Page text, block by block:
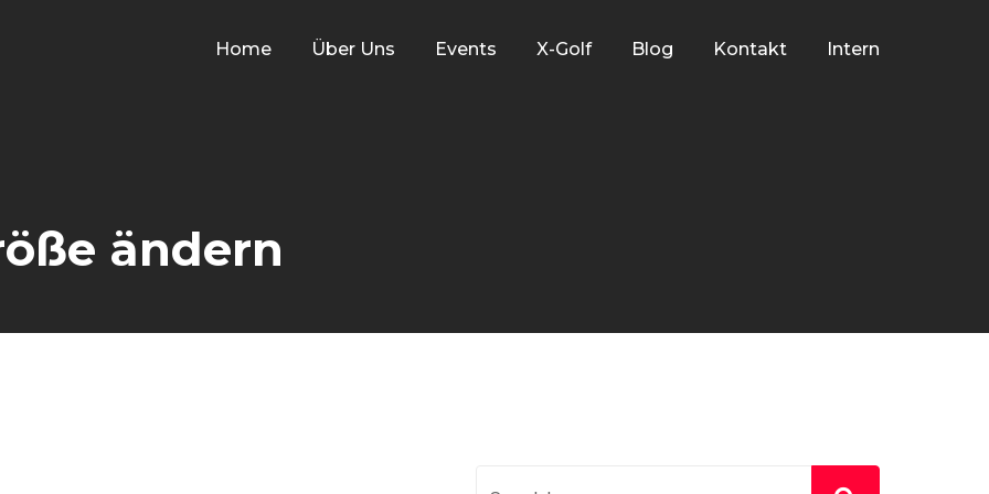
Home Über Uns Events X-Golf Blog Kontakt Intern
ändern